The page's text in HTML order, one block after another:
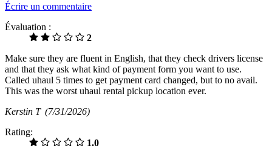
Écrire un commentaire
Évaluation :
2
Make sure they are fluent in English, that they check drivers license
and that they ask what kind of payment form you want to use.
Called uhaul 5 times to get payment card changed, but to no avail.
This was the worst uhaul rental pickup location ever.
Kerstin T (7/31/2026)
Rating:
1.0